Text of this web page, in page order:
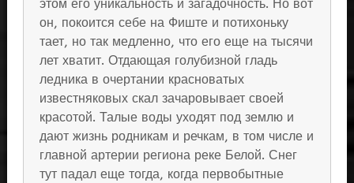
этом его уникальность и загадочность. Но вот
он, покоится себе на Фиште и потихоньку
тает, но так медленно, что его еще на тысячи
лет хватит. Отдающая голубизной гладь
ледника в очертании красноватых
известняковых скал зачаровывает своей
красотой. Талые воды уходят под землю и
дают жизнь родникам и речкам, в том числе и
главной артерии региона реке Белой. Снег
тут падал еще тогда, когда первобытные